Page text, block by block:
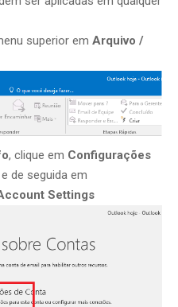
superior em Arquivo /
, clique em Configurações
e de seguida em
Settings